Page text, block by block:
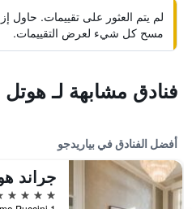
لم يتم العثور على تقييمات. حاول
مسح كل شيء لعرض التقييمات.
فنادق مشابهة لـ هوتل
أفضل الفنادق في بياريدجو
5 نجوم